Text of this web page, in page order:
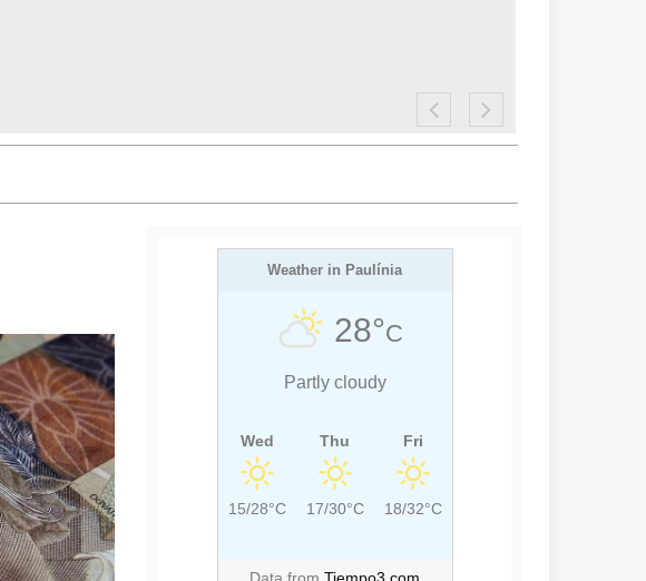
Weather in Paulínia
28°C
Partly cloudy
Wed
15/28°C
Thu
17/30°C
Fri
18/32°C
Data fromTiempo3.com